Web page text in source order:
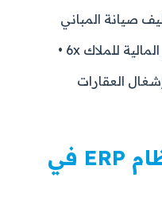
صيانة المباني
• 6x للملاك
العقارات
6 قدرات حيوية لنظام ERP في